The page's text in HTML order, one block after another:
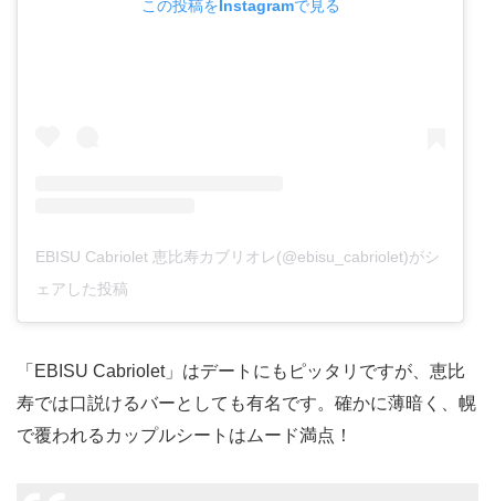
この投稿をInstagramで見る
EBISU Cabriolet 恵比寿カブリオレ(@ebisu_cabriolet)がシ
ェアした投稿
「EBISU Cabriolet」はデートにもピッタリですが、恵比
寿では口説けるバーとしても有名です。確かに薄暗く、幌
で覆われるカップルシートはムード満点！